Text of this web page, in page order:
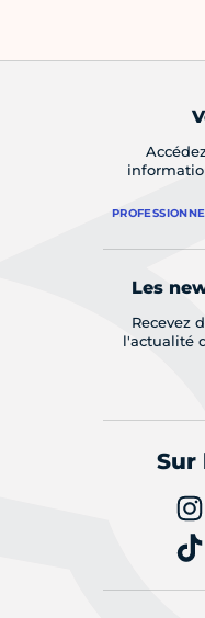
Les
Recevez
l'actualité
Sur